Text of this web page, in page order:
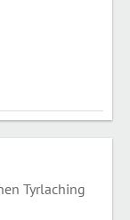
Tyrlaching